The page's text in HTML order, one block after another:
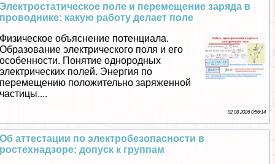
Электростатическое поле и перемещение заряда в
проводнике: какую работу делает поле
Физическое объяснение потенциала.
Образование электрического поля и его
особенности. Понятие однородных
электрических полей. Энергия по
перемещению положительно заряженной
частицы....
02 08 2026 0:56:14
Об аттестации по электробезопасности в
ростехнадзоре: допуск к группам